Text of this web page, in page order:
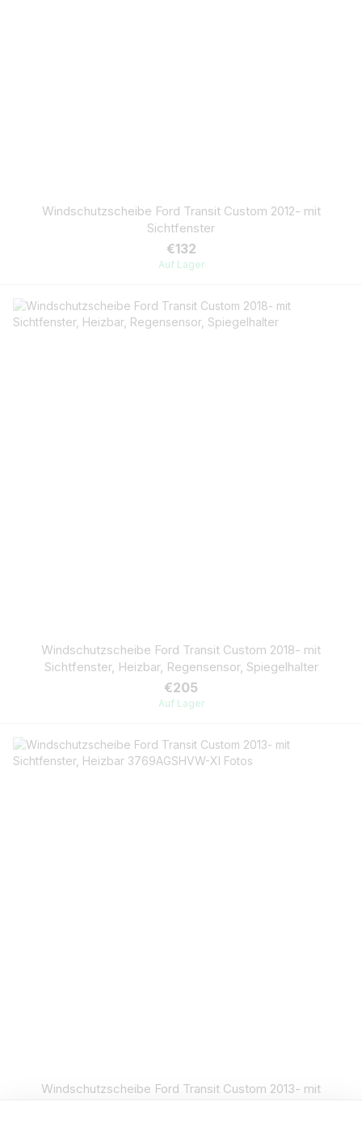
Windschutzscheibe Ford Transit Custom 2012- mit
Sichtfenster
€132
Auf Lager
Windschutzscheibe Ford Transit Custom 2018- mit
Sichtfenster, Heizbar, Regensensor, Spiegelhalter
€205
Auf Lager
Windschutzscheibe Ford Transit Custom 2013- mit